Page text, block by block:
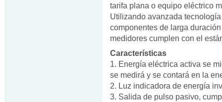
tarifa plana o equipo eléctrico
Utilizando avanzada
componentes de larga
medidores cumplen con el
Características
1. Energía eléctrica activa se
se medirá y se contará en la
2. Luz indicadora de energía
3. Salida de pulso pasivo,